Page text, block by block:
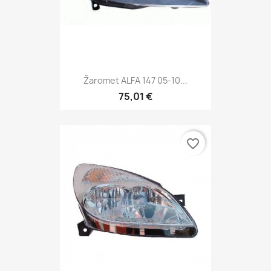
Žaromet ALFA 147 05-10...
75,01 €
favorite_border